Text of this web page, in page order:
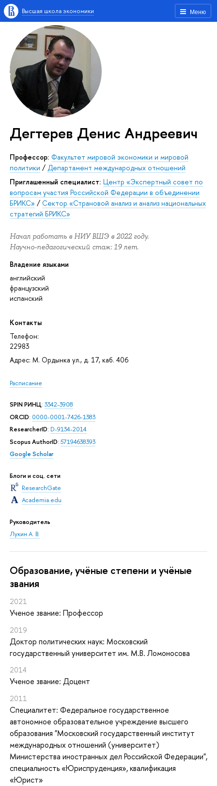
Меню
Высшая школа экономики
Дегтерев Денис Андреевич
Профессор: Факультет мировой экономики и мировой
политики / Департамент международных отношений
Приглашенный специалист: Центр «Экспертный совет по
вопросам участия Российской Федерации в объединении
БРИКС» / Сектор «Страновой анализ и анализ национальных
стратегий БРИКС»
Начал работать в НИУ ВШЭ в 2022 году.
Научно-педагогический стаж: 19 лет.
Владение языками
английский
французский
испанский
Контакты
Телефон:
22983
Адрес: М. Ордынка ул., д. 17, каб. 406
Расписание
SPIN РИНЦ: 3342-3908
ORCID: 0000-0001-7426-1383
ResearcherID: D-9134-2014
Scopus AuthorID: 57194638393
Google Scholar
Блоги и соц. сети
ResearchGate
Academia.edu
Руководитель
Лукин А. В.
Oбразование, учёные степени и учёные
звания
2021
Ученое звание: Профессор
2019
Доктор политических наук: Московский
государственный университет им. М.В. Ломоносова
2014
Ученое звание: Доцент
2011
Специалитет: Федеральное государственное
автономное образовательное учреждение высшего
образования "Московский государственный институт
международных отношений (университет)
Министерства иностранных дел Российской Федерации",
специальность «Юриспруденция», квалификация
«Юрист»